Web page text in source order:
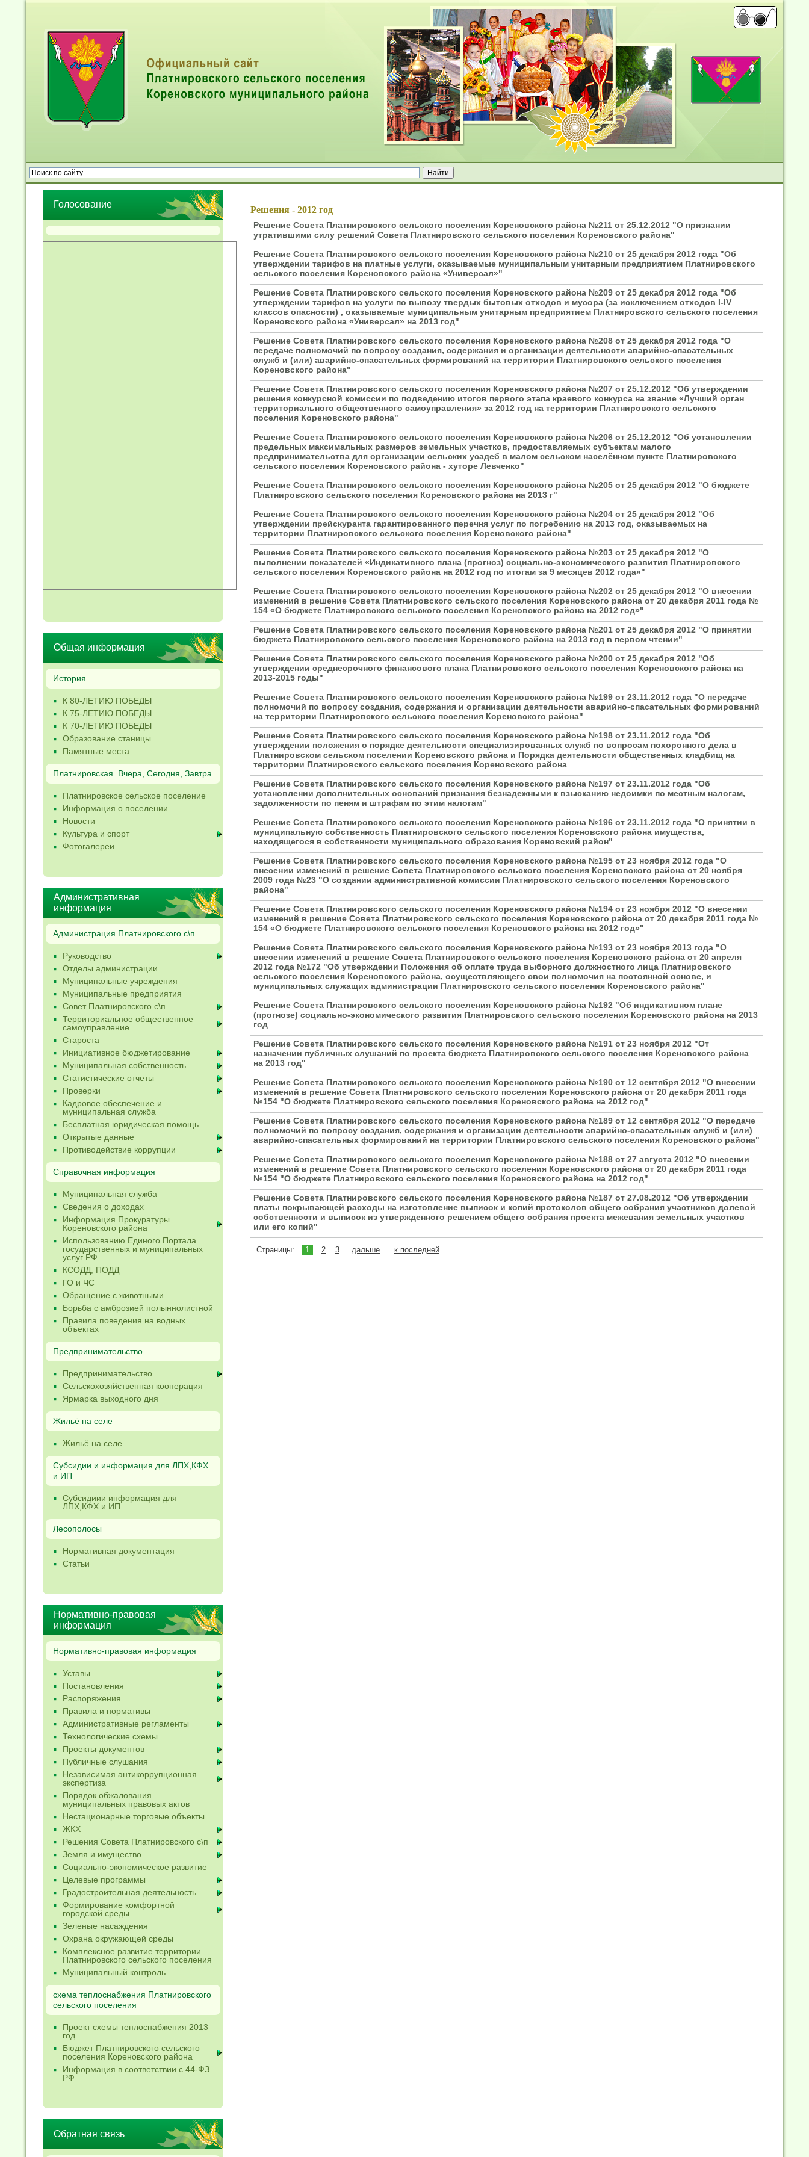
Голосование
Общая информация
История
К 80-ЛЕТИЮ ПОБЕДЫ
К 75-ЛЕТИЮ ПОБЕДЫ
К 70-ЛЕТИЮ ПОБЕДЫ
Образование станицы
Памятные места
Платнировская. Вчера, Сегодня, Завтра
Платнировское сельское поселение
Информация о поселении
Новости
Культура и спорт
Фотогалереи
Административная
информация
Администрация Платнировского с\п
Руководство
Отделы администрации
Муниципальные учреждения
Муниципальные предприятия
Совет Платнировского с\п
Территориальное общественное
самоуправление
Староста
Инициативное бюджетирование
Муниципальная собственность
Статистические отчеты
Проверки
Кадровое обеспечение и
муниципальная служба
Бесплатная юридическая помощь
Открытые данные
Противодействие коррупции
Справочная информация
Муниципальная служба
Сведения о доходах
Информация Прокуратуры
Кореновского района
Использованию Единого Портала
государственных и муниципальных
услуг РФ
КСОДД, ПОДД
ГО и ЧС
Обращение с животными
Борьба с амброзией полыннолистной
Правила поведения на водных
объектах
Предпринимательство
Предпринимательство
Сельскохозяйственная кооперация
Ярмарка выходного дня
Жильё на селе
Жильё на селе
Субсидии и информация для ЛПХ,КФХ
и ИП
Субсидиии информация для
ЛПХ,КФХ и ИП
Лесополосы
Нормативная документация
Статьи
Нормативно-правовая
информация
Нормативно-правовая информация
Уставы
Постановления
Распоряжения
Правила и нормативы
Административные регламенты
Технологические схемы
Проекты документов
Публичные слушания
Независимая антикоррупционная
экспертиза
Порядок обжалования
муниципальных правовых актов
Нестационарные торговые объекты
ЖКХ
Решения Совета Платнировского с\п
Земля и имущество
Социально-экономическое развитие
Целевые программы
Градостроительная деятельность
Формирование комфортной
городской среды
Зеленые насаждения
Охрана окружающей среды
Комплексное развитие территории
Платнировского сельского поселения
Муниципальный контроль
схема теплоснабжения Платнировского
сельского поселения
Проект схемы теплоснабжения 2013
год
Бюджет Платнировского сельского
поселения Кореновского района
Информация в соответствии с 44-ФЗ
РФ
Обратная связь
Решения - 2012 год
Решение Совета Платнировского сельского поселения Кореновского района №211 от 25.12.2012 "О признании
утратившими силу решений Совета Платнировского сельского поселения Кореновского района"
Решение Совета Платнировского сельского поселения Кореновского района №210 от 25 декабря 2012 года "Об
утверждении тарифов на платные услуги, оказываемые муниципальным унитарным предприятием Платнировского
сельского поселения Кореновского района «Универсал»"
Решение Совета Платнировского сельского поселения Кореновского района №209 от 25 декабря 2012 года "Об
утверждении тарифов на услуги по вывозу твердых бытовых отходов и мусора (за исключением отходов I-IV
классов опасности) , оказываемые муниципальным унитарным предприятием Платнировского сельского поселения
Кореновского района «Универсал» на 2013 год"
Решение Совета Платнировского сельского поселения Кореновского района №208 от 25 декабря 2012 года "О
передаче полномочий по вопросу создания, содержания и организации деятельности аварийно-спасательных
служб и (или) аварийно-спасательных формирований на территории Платнировского сельского поселения
Кореновского района"
Решение Совета Платнировского сельского поселения Кореновского района №207 от 25.12.2012 "Об утверждении
решения конкурсной комиссии по подведению итогов первого этапа краевого конкурса на звание «Лучший орган
территориального общественного самоуправления» за 2012 год на территории Платнировского сельского
поселения Кореновского района"
Решение Совета Платнировского сельского поселения Кореновского района №206 от 25.12.2012 "Об установлении
предельных максимальных размеров земельных участков, предоставляемых субъектам малого
предпринимательства для организации сельских усадеб в малом сельском населённом пункте Платнировского
сельского поселения Кореновского района - хуторе Левченко"
Решение Совета Платнировского сельского поселения Кореновского района №205 от 25 декабря 2012 "О бюджете
Платнировского сельского поселения Кореновского района на 2013 г"
Решение Совета Платнировского сельского поселения Кореновского района №204 от 25 декабря 2012 "Об
утверждении прейскуранта гарантированного перечня услуг по погребению на 2013 год, оказываемых на
территории Платнировского сельского поселения Кореновского района"
Решение Совета Платнировского сельского поселения Кореновского района №203 от 25 декабря 2012 "О
выполнении показателей «Индикативного плана (прогноз) социально-экономического развития Платнировского
сельского поселения Кореновского района на 2012 год по итогам за 9 месяцев 2012 года»"
Решение Совета Платнировского сельского поселения Кореновского района №202 от 25 декабря 2012 "О внесении
изменений в решение Совета Платнировского сельского поселения Кореновского района от 20 декабря 2011 года №
154 «О бюджете Платнировского сельского поселения Кореновского района на 2012 год»"
Решение Совета Платнировского сельского поселения Кореновского района №201 от 25 декабря 2012 "О принятии
бюджета Платнировского сельского поселения Кореновского района на 2013 год в первом чтении"
Решение Совета Платнировского сельского поселения Кореновского района №200 от 25 декабря 2012 "Об
утверждении среднесрочного финансового плана Платнировского сельского поселения Кореновского района на
2013-2015 годы"
Решение Совета Платнировского сельского поселения Кореновского района №199 от 23.11.2012 года "О передаче
полномочий по вопросу создания, содержания и организации деятельности аварийно-спасательных формирований
на территории Платнировского сельского поселения Кореновского района"
Решение Совета Платнировского сельского поселения Кореновского района №198 от 23.11.2012 года "Об
утверждении положения о порядке деятельности специализированных служб по вопросам похоронного дела в
Платнировском сельском поселении Кореновского района и Порядка деятельности общественных кладбищ на
территории Платнировского сельского поселения Кореновского района
Решение Совета Платнировского сельского поселения Кореновского района №197 от 23.11.2012 года "Об
установлении дополнительных оснований признания безнадежными к взысканию недоимки по местным налогам,
задолженности по пеням и штрафам по этим налогам"
Решение Совета Платнировского сельского поселения Кореновского района №196 от 23.11.2012 года "О принятии в
муниципальную собственность Платнировского сельского поселения Кореновского района имущества,
находящегося в собственности муниципального образования Кореновский район"
Решение Совета Платнировского сельского поселения Кореновского района №195 от 23 ноября 2012 года "О
внесении изменений в решение Совета Платнировского сельского поселения Кореновского района от 20 ноября
2009 года №23 "О создании административной комиссии Платнировского сельского поселения Кореновского
района"
Решение Совета Платнировского сельского поселения Кореновского района №194 от 23 ноября 2012 "О внесении
изменений в решение Совета Платнировского сельского поселения Кореновского района от 20 декабря 2011 года №
154 «О бюджете Платнировского сельского поселения Кореновского района на 2012 год»"
Решение Совета Платнировского сельского поселения Кореновского района №193 от 23 ноября 2013 года "О
внесении изменений в решение Совета Платнировского сельского поселения Кореновского района от 20 апреля
2012 года №172 "Об утверждении Положения об оплате труда выборного должностного лица Платнировского
сельского поселения Кореновского района, осуществляющего свои полномочия на постоянной основе, и
муниципальных служащих администрации Платнировского сельского поселения Кореновского района"
Решение Совета Платнировского сельского поселения Кореновского района №192 "Об индикативном плане
(прогнозе) социально-экономического развития Платнировского сельского поселения Кореновского района на 2013
год
Решение Совета Платнировского сельского поселения Кореновского района №191 от 23 ноября 2012 "От
назначении публичных слушаний по проекта бюджета Платнировского сельского поселения Кореновского района
на 2013 год"
Решение Совета Платнировского сельского поселения Кореновского района №190 от 12 сентября 2012 "О внесении
изменений в решение Совета Платнировского сельского поселения Кореновского района от 20 декабря 2011 года
№154 "О бюджете Платнировского сельского поселения Кореновского района на 2012 год"
Решение Совета Платнировского сельского поселения Кореновского района №189 от 12 сентября 2012 "О передаче
полномочий по вопросу создания, содержания и организации деятельности аварийно-спасательных служб и (или)
аварийно-спасательных формирований на территории Платнировского сельского поселения Кореновского района"
Решение Совета Платнировского сельского поселения Кореновского района №188 от 27 августа 2012 "О внесении
изменений в решение Совета Платнировского сельского поселения Кореновского района от 20 декабря 2011 года
№154 "О бюджете Платнировского сельского поселения Кореновского района на 2012 год"
Решение Совета Платнировского сельского поселения Кореновского района №187 от 27.08.2012 "Об утверждении
платы покрывающей расходы на изготовление выписок и копий протоколов общего собрания участников долевой
собственности и выписок из утвержденного решением общего собрания проекта межевания земельных участков
или его копий"
Страницы: 1 2 3 дальше к последней